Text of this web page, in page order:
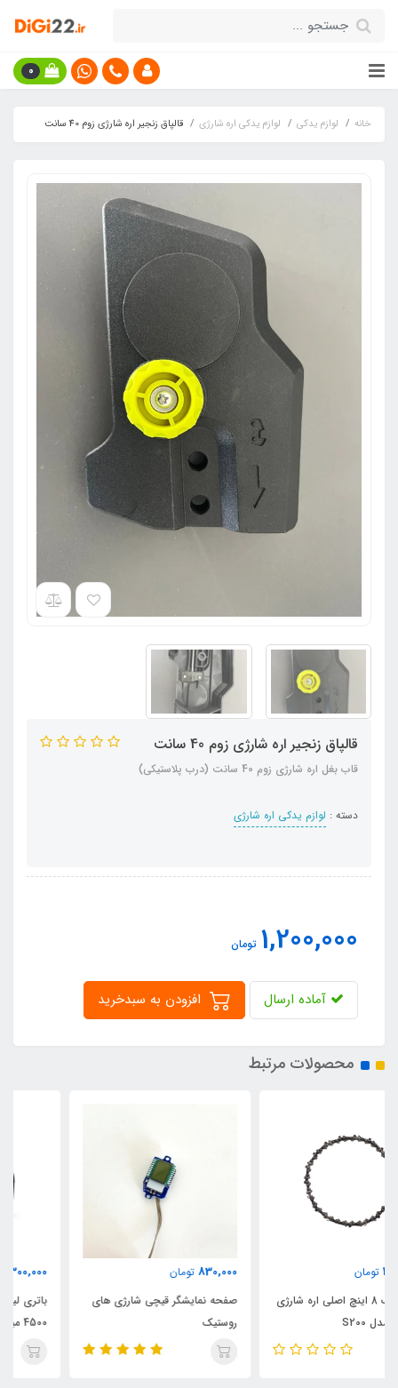
0
خانه لوازم یدکی لوازم یدکی اره شارژی قالپاق زنجیر اره شارژی زوم 40 سانت
قالپاق زنجیر اره شارژی زوم 40 سانت
قاب بغل اره شارژی زوم 40 سانت (درب پلاستیکی)
دسته : لوازم یدکی اره شارژی
1,200,000 تومان
آماده ارسال
محصولات مرتبط
830,000
صفحه نمایشگر قیچی شارژی های
روستیک
6,300,000
باتری لیتیوم 21 ولت روستیک